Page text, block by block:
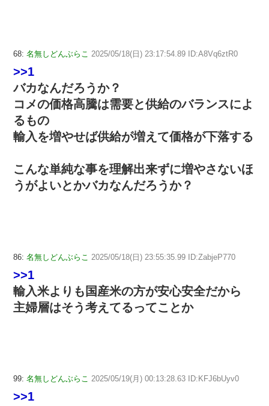
68: 名無しどんぶらこ 2025/05/18(日) 23:17:54.89 ID:A8Vq6ztR0
>>1
バカなんだろうか？
コメの価格高騰は需要と供給のバランスによ
るもの
輸入を増やせば供給が増えて価格が下落する
こんな単純な事を理解出来ずに増やさないほ
うがよいとかバカなんだろうか？
86: 名無しどんぶらこ 2025/05/18(日) 23:55:35.99 ID:ZabjeP770
>>1
輸入米よりも国産米の方が安心安全だから
主婦層はそう考えてるってことか
99: 名無しどんぶらこ 2025/05/19(月) 00:13:28.63 ID:KFJ6bUyv0
>>1